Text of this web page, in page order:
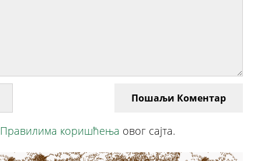
Пошаљи Коментар
Правилима коришћења овог сајта.